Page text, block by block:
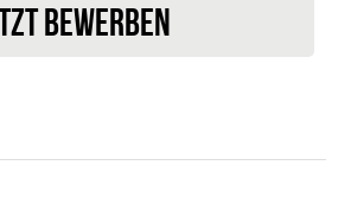
BEWERBEN